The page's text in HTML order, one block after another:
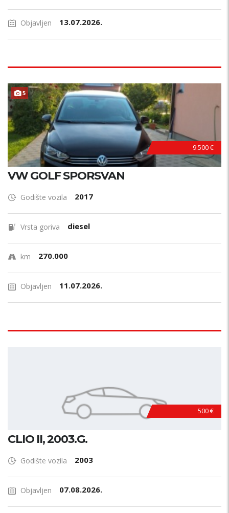
Objavljen 13.07.2026.
5
9.500 €
VW GOLF SPORSVAN
Godište vozila 2017
Vrsta goriva diesel
km 270.000
Objavljen 11.07.2026.
500 €
CLIO II, 2003.G.
Godište vozila 2003
Objavljen 07.08.2026.